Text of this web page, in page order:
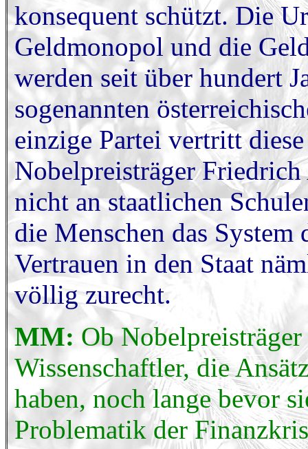
konsequent schützt. Die
Geldmonopol und die
werden seit über hundert
sogenannten
einzige Partei vertritt
Nobelpreisträger
nicht an staatlichen
die Menschen das
Vertrauen in den Staat
völlig zurecht.
MM: Ob
Wissenschaftler, die
haben, noch lange bevor
Problematik der